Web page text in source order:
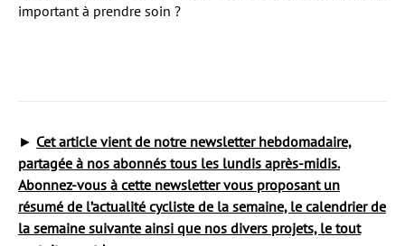
important à prendre soin ?
► Cet article vient de notre newsletter hebdomadaire,
partagée à nos abonnés tous les lundis après-midis.
Abonnez-vous à cette newsletter vous proposant un
résumé de l’actualité cycliste de la semaine, le calendrier de
la semaine suivante ainsi que nos divers projets, le tout